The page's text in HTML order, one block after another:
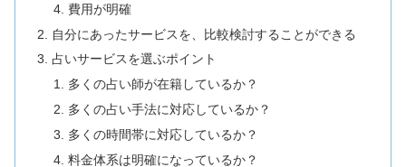
費用が明確
自分にあったサービスを、比較検討することができる
占いサービスを選ぶポイント
多くの占い師が在籍しているか？
多くの占い手法に対応しているか？
多くの時間帯に対応しているか？
料金体系は明確になっているか？